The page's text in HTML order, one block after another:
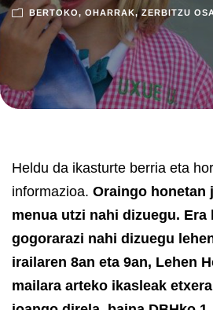
BERTOKO, OHARRAK, ZERBITZU
Heldu da ikasturte berria eta
informazioa. Oraingo honetan
menua utzi nahi dizuegu. Era
gogorarazi nahi dizuegu
irailaren 8an eta 9an, Lehen
mailara arteko ikasleak